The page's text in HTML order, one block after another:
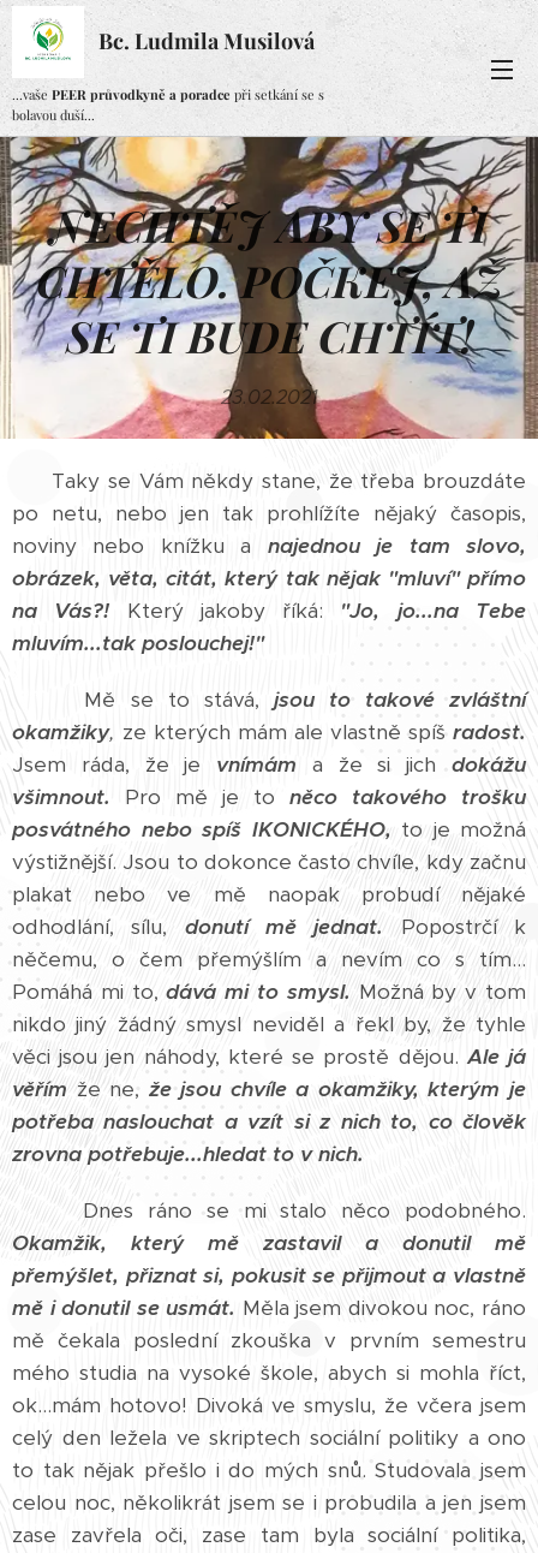
Bc. Ludmila Musilová
...vaše PEER průvodkyně a poradce při setkání se s
bolavou duší...
NECHTĚJ ABY SE TI
CHTĚLO. POČKEJ, AŽ
SE TI BUDE CHTÍT!
23.02.2021
Taky se Vám někdy stane, že třeba brouzdáte
po netu, nebo jen tak prohlížíte nějaký časopis,
noviny nebo knížku a najednou je tam slovo,
obrázek, věta, citát, který tak nějak "mluví" přímo
na Vás?! Který jakoby říká: "Jo, jo...na Tebe
mluvím...tak poslouchej!"
Mě se to stává, jsou to takové zvláštní
okamžiky, ze kterých mám ale vlastně spíš radost.
Jsem ráda, že je vnímám a že si jichdokážu
všimnout. Pro mě je to něco takového trošku
posvátného nebo spíš IKONICKÉHO, to je možná
výstižnější. Jsou to dokonce často chvíle, kdy začnu
plakat nebo ve mě naopak probudí nějaké
odhodlání, sílu, donutí mě jednat. Popostrčí k
něčemu, o čem přemýšlím a nevím co s tím...
Pomáhá mi to,dává mi to smysl. Možná by v tom
nikdo jiný žádný smysl neviděl a řekl by, že tyhle
věci jsou jen náhody, které se prostě dějou.Ale já
věřím že ne, že jsou chvíle a okamžiky, kterým je
potřeba naslouchat a vzít si z nich to, co člověk
zrovna potřebuje...hledat to v nich.
Dnes ráno se mi stalo něco podobného.
Okamžik, který mě zastavil a donutil mě
přemýšlet, přiznat si, pokusit se přijmout a vlastně
mě i donutil se usmát. Měla jsem divokou noc, ráno
mě čekala poslední zkouška v prvním semestru
mého studia na vysoké škole, abych si mohla říct,
ok...mám hotovo! Divoká ve smyslu, že včera jsem
celý den ležela ve skriptech sociální politiky a ono
to tak nějak přešlo i do mých snů. Studovala jsem
celou noc, několikrát jsem se i probudila a jen jsem
zase zavřela oči, zase tam byla sociální politika,